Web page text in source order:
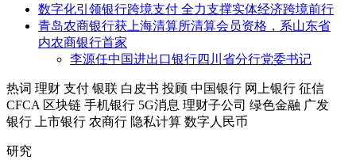
数字化引领银行跨境支付 全力支撑实体经济跨境前行
青岛农商银行获上海清算所清算会员资格，系山东省
内农商银行首家
李源任中国进出口银行四川省分行党委书记
热词 理财 支付 银联 白皮书 投顾 中国银行 网上银行 征信
CFCA 区块链 手机银行 5G消息 理财子公司 绿色金融 广发
银行
上市银行 农商行 隐私计算 数字人民币
研究